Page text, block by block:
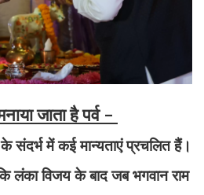
जाता है पर्व -
संदर्भ में कई मान्यताएं प्रचलित हैं।
लंका विजय के बाद जब भगवान राम